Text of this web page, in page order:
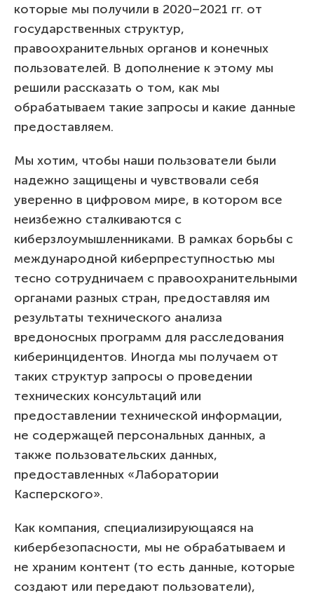
которые мы получили в 2020–2021 гг. от
государственных структур,
правоохранительных органов и конечных
пользователей. В дополнение к этому мы
решили рассказать о том, как мы
обрабатываем такие запросы и какие данные
предоставляем.
Мы хотим, чтобы наши пользователи были
надежно защищены и чувствовали себя
уверенно в цифровом мире, в котором все
неизбежно сталкиваются с
киберзлоумышленниками. В рамках борьбы с
международной киберпреступностью мы
тесно сотрудничаем с правоохранительными
органами разных стран, предоставляя им
результаты технического анализа
вредоносных программ для расследования
киберинцидентов. Иногда мы получаем от
таких структур запросы о проведении
технических консультаций или
предоставлении технической информации,
не содержащей персональных данных, а
также пользовательских данных,
предоставленных «Лаборатории
Касперского».
Как компания, специализирующаяся на
кибербезопасности, мы не обрабатываем и
не храним контент (то есть данные, которые
создают или передают пользователи),